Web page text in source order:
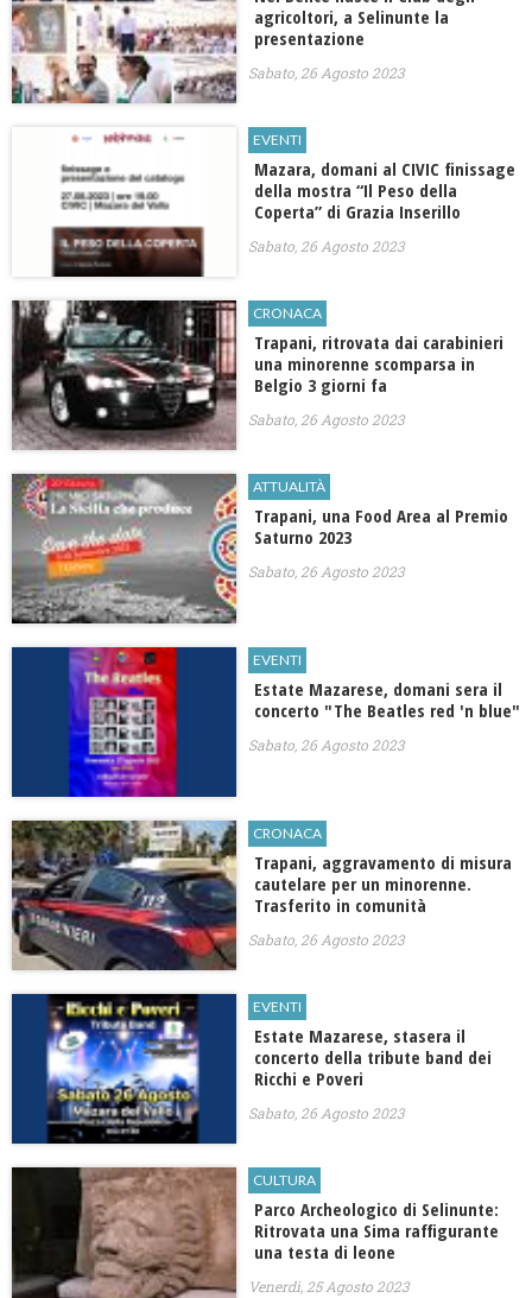
agricoltori, a Selinunte la
presentazione
Sabato, 26 Agosto 2023
EVENTI
Mazara, domani al CIVIC finissage
della mostra “Il Peso della
Coperta” di Grazia Inserillo
Sabato, 26 Agosto 2023
CRONACA
Trapani, ritrovata dai carabinieri
una minorenne scomparsa in
Belgio 3 giorni fa
Sabato, 26 Agosto 2023
ATTUALITÀ
​Trapani, una Food Area al Premio
Saturno 2023
Sabato, 26 Agosto 2023
EVENTI
​Estate Mazarese, domani sera il
concerto "The Beatles red 'n blue"
Sabato, 26 Agosto 2023
CRONACA
Trapani, aggravamento di misura
cautelare per un minorenne.
Trasferito in comunità
Sabato, 26 Agosto 2023
EVENTI
​Estate Mazarese, stasera il
concerto della tribute band dei
Ricchi e Poveri
Sabato, 26 Agosto 2023
CULTURA
Parco Archeologico di Selinunte:
Ritrovata una Sima raffigurante
una testa di leone
Venerdì, 25 Agosto 2023